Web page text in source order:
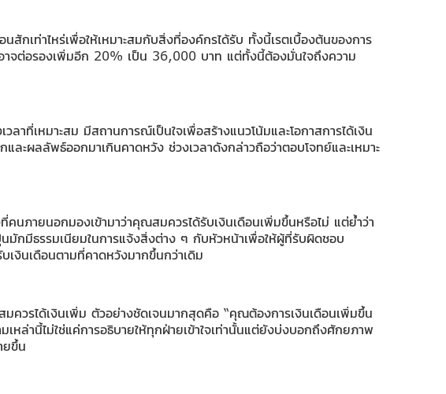
กเท่าไหร่เพื่อให้เหมาะสมกับสิ่งที่องค์กรได้รับ ทั้งนี้เรตเบื้องต้นของการ
จต่อรองเพิ่มอีก 20% เป็น 36,000 บาท แต่ทั้งนี้ต้องมั่นใจถึงความ
าที่เหมาะสม มีสถานการณ์เป็นใจเพื่อสร้างแนวโน้มและโอกาสการได้เงิน
ผลลัพธ์ออกมาเกินคาดหวัง ช่วงเวลาดังกล่าวถือว่าตอบโจทย์และเหมาะ
นภายนอกมองเข้ามาว่าคุณสมควรได้รับเงินเดือนเพิ่มขึ้นหรือไม่ แต่ย้ำว่า
มักมีธรรมเนียมในการแจ้งสิ่งต่าง ๆ กับหัวหน้าเพื่อให้ผู้ที่รับผิดชอบ
เงินเดือนตามที่คาดหวังมากขึ้นกว่าเดิม
ควรได้เงินเพิ่ม ตัวอย่างชัดเจนมากสุดคือ “คุณต้องการเงินเดือนเพิ่มขึ้น
หล่านี้ไม่ใช่แค่การอธิบายให้ทุกฝ่ายเข้าใจเท่านั้นแต่ยังบ่งบอกถึงศักยภาพ
ยขึ้น